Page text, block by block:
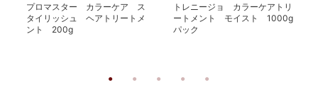
プロマスター カラーケア ス
タイリッシュ ヘアトリートメ
ント 200g
トレニージョ カラーケアトリ
ートメント モイスト 1000g
パック